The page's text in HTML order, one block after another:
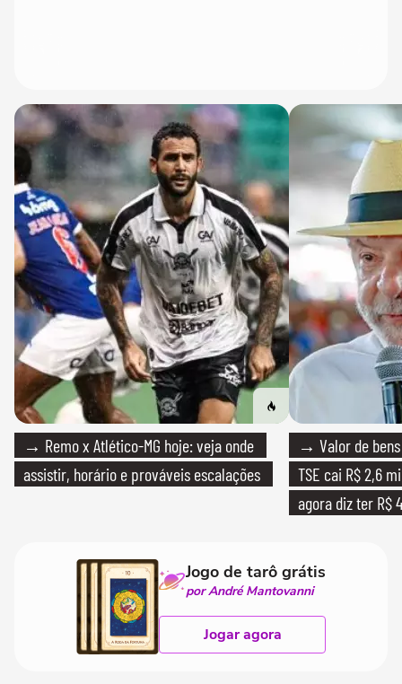
→ Remo x Atlético-MG hoje: veja onde
assistir, horário e prováveis escalações
→ Valor de
TSE cai R$ 2,6
agora diz ter R$
Jogo de tarô grátis
por André Mantovanni
Jogar agora